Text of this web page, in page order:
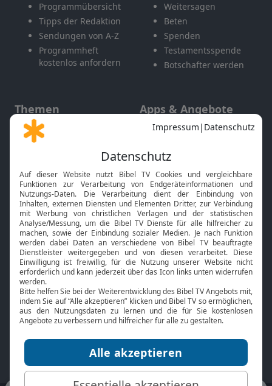
Programmübersicht
Tipps der Redaktion
Sendungen von A-Z
Programmheft
kostenlos anfordern
Weitersagen
Beten
Spenden
Testamentsspende
Botschafter werden
Themen
Gott und Bibel erklärt
Neuigkeiten
Apps & Angebote
Mobile App
Smart TV
HbbTV
Bibelthek Online-Bibel
Nächster Gottesdienst
Bibel TV
Über uns
Jobs
Mediadaten
Service
Kontakt
TV-Empfang